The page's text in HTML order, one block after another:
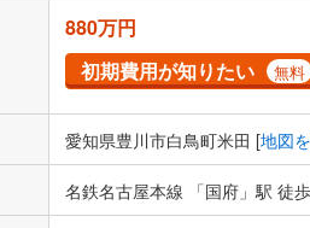
880万円
初期費用が知りたい
無料
愛知県豊川市白鳥町米田 [地図
名鉄名古屋本線 「国府」駅 徒